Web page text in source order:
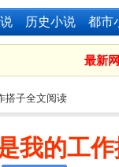
子全是大帝之
历史小说 都市
最新
搭子全文阅读
我的工